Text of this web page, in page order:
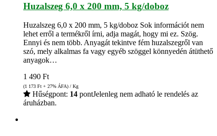
Huzalszeg 6,0 x 200 mm, 5 kg/doboz
Huzalszeg 6,0 x 200 mm, 5 kg/doboz Sok információt nem
lehet erről a termékről írni, adja magát, hogy mi ez. Szög.
Ennyi és nem több. Anyagát tekintve fém huzalszegről van
szó, mely alkalmas fa vagy egyéb szöggel könnyedén átüthető
anyagok…
1 490 Ft
(1 173 Ft + 27% ÁFA) / Kg
Hűségpont: 14 pontJelenleg nem adható le rendelés az
áruházban.